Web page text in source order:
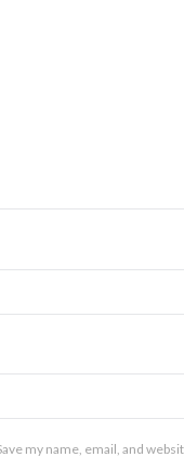
my name, email, and